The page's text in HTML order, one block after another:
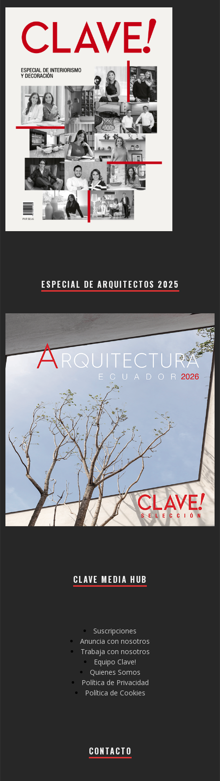
ESPECIAL DE ARQUITECTOS 2025
CLAVE MEDIA HUB
Suscripciones
Anuncia con nosotros
Trabaja con nosotros
Equipo Clave!
Quienes Somos
Política de Privacidad
Política de Cookies
CONTACTO